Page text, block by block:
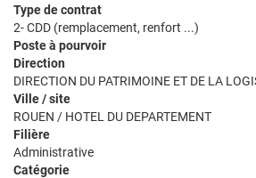
Type de contrat
2- CDD (remplacement, renfort ...)
Poste à pourvoir
Direction
DIRECTION DU PATRIMOINE ET DE LA
Ville / site
ROUEN / HOTEL DU DEPARTEMENT
Filière
Administrative
Catégorie